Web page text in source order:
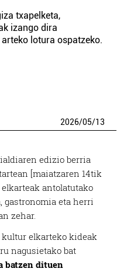
txapelketa,
izango dira
lotura ospatzeko.
2026/05/13
edizio berria
[maiatzaren 14tik
antolatutako
gastronomia eta herri
zehar.
kultur elkarteko kideak
nagusietako bat
batzen dituen